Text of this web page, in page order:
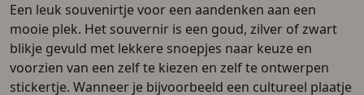
Een leuk souvenirtje voor een aandenken aan een
mooie plek. Het souvernir is een goud, zilver of zwart
blikje gevuld met lekkere snoepjes naar keuze en
voorzien van een zelf te kiezen en zelf te ontwerpen
stickertje. Wanneer je bijvoorbeeld een cultureel plaatje